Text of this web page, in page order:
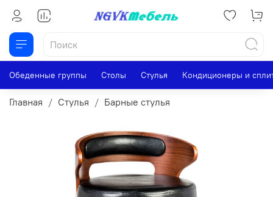
Обеденные группы Столы Стулья Кондиционеры и
Главная Стулья Барные стулья